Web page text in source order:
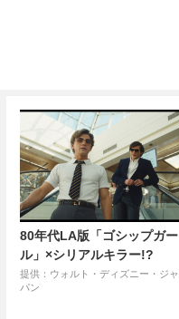
80年代LA版「ゴシップガー
ル」×シリアルキラー!?
提供：ウォルト・ディズニー・ジャ
パン